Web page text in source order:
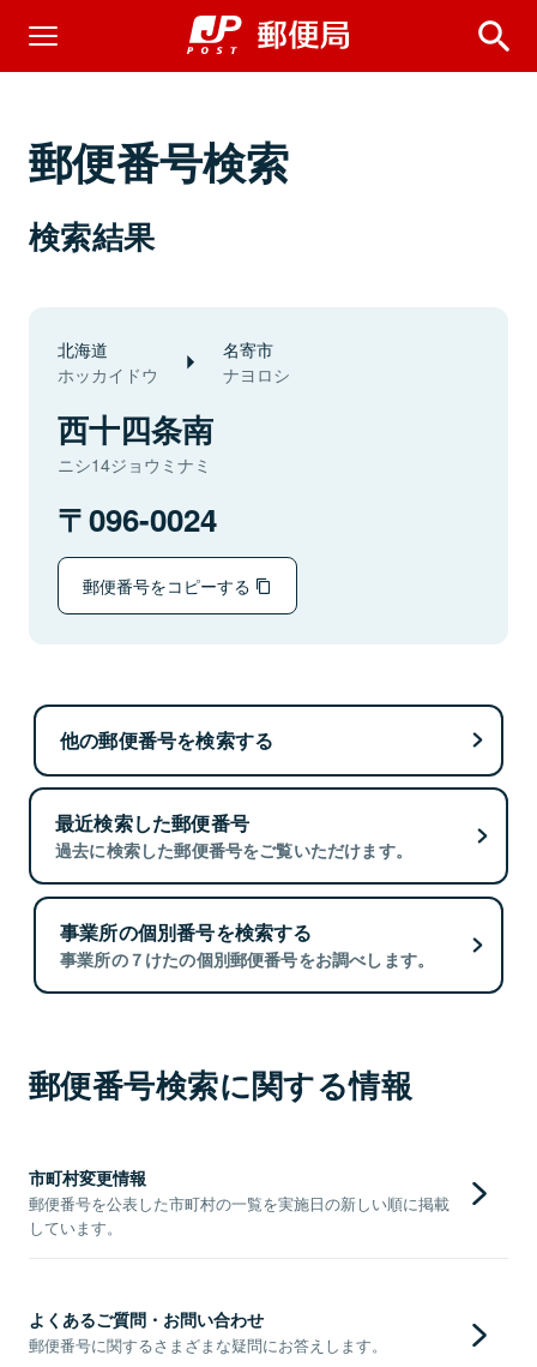
郵便番号検索
検索結果
北海道
ホッカイドウ
名寄市
ナヨロシ
西十四条南
ニシ14ジョウミナミ
096-0024
郵便番号をコピーする
他の郵便番号を検索する
最近検索した郵便番号
過去に検索した郵便番号をご覧いただけます。
事業所の個別番号を検索する
事業所の７けたの個別郵便番号をお調べします。
郵便番号検索に関する情報
市町村変更情報
郵便番号を公表した市町村の一覧を実施日の新しい順に掲載
しています。
よくあるご質問・お問い合わせ
郵便番号に関するさまざまな疑問にお答えします。